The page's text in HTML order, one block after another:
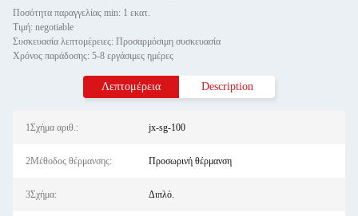
Ποσότητα παραγγελίας min: 1 εκατ.
Τιμή: negotiable
Συσκευασία λεπτομέρειες: Προσαρμόσιμη συσκευασία
Χρόνος παράδοσης: 5-8 εργάσιμες ημέρες
Λεπτομέρεια Description
1Σχήμα αριθ.: jx-sg-100
2Μέθοδος θέρμανσης: Προσωρινή θέρμανση
3Σχήμα: Διπλό.